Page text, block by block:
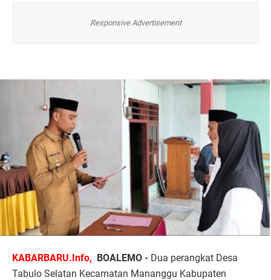
Responsive Advertisement
KABARBARU.Info, BOALEMO - Dua perangkat Desa
Tabulo Selatan Kecamatan Mananggu Kabupaten